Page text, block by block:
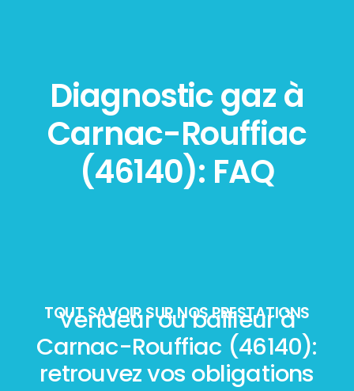
Diagnostic gaz à
Carnac-Rouffiac
(46140): FAQ
TOUT SAVOIR SUR NOS PRESTATIONS
Vendeur ou bailleur à
Carnac-Rouffiac (46140):
retrouvez vos obligations